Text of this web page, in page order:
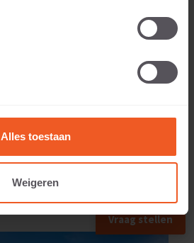
Alles toestaan
Weigeren
Vraag stellen